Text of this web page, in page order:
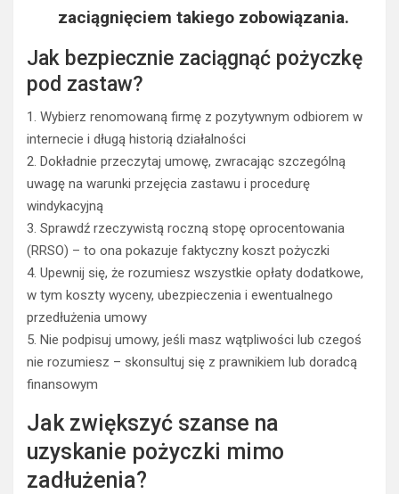
zaciągnięciem takiego zobowiązania.
Jak bezpiecznie zaciągnąć pożyczkę
pod zastaw?
1. Wybierz renomowaną firmę z pozytywnym odbiorem w
internecie i długą historią działalności
2. Dokładnie przeczytaj umowę, zwracając szczególną
uwagę na warunki przejęcia zastawu i procedurę
windykacyjną
3. Sprawdź rzeczywistą roczną stopę oprocentowania
(RRSO) – to ona pokazuje faktyczny koszt pożyczki
4. Upewnij się, że rozumiesz wszystkie opłaty dodatkowe,
w tym koszty wyceny, ubezpieczenia i ewentualnego
przedłużenia umowy
5. Nie podpisuj umowy, jeśli masz wątpliwości lub czegoś
nie rozumiesz – skonsultuj się z prawnikiem lub doradcą
finansowym
Jak zwiększyć szanse na
uzyskanie pożyczki mimo
zadłużenia?